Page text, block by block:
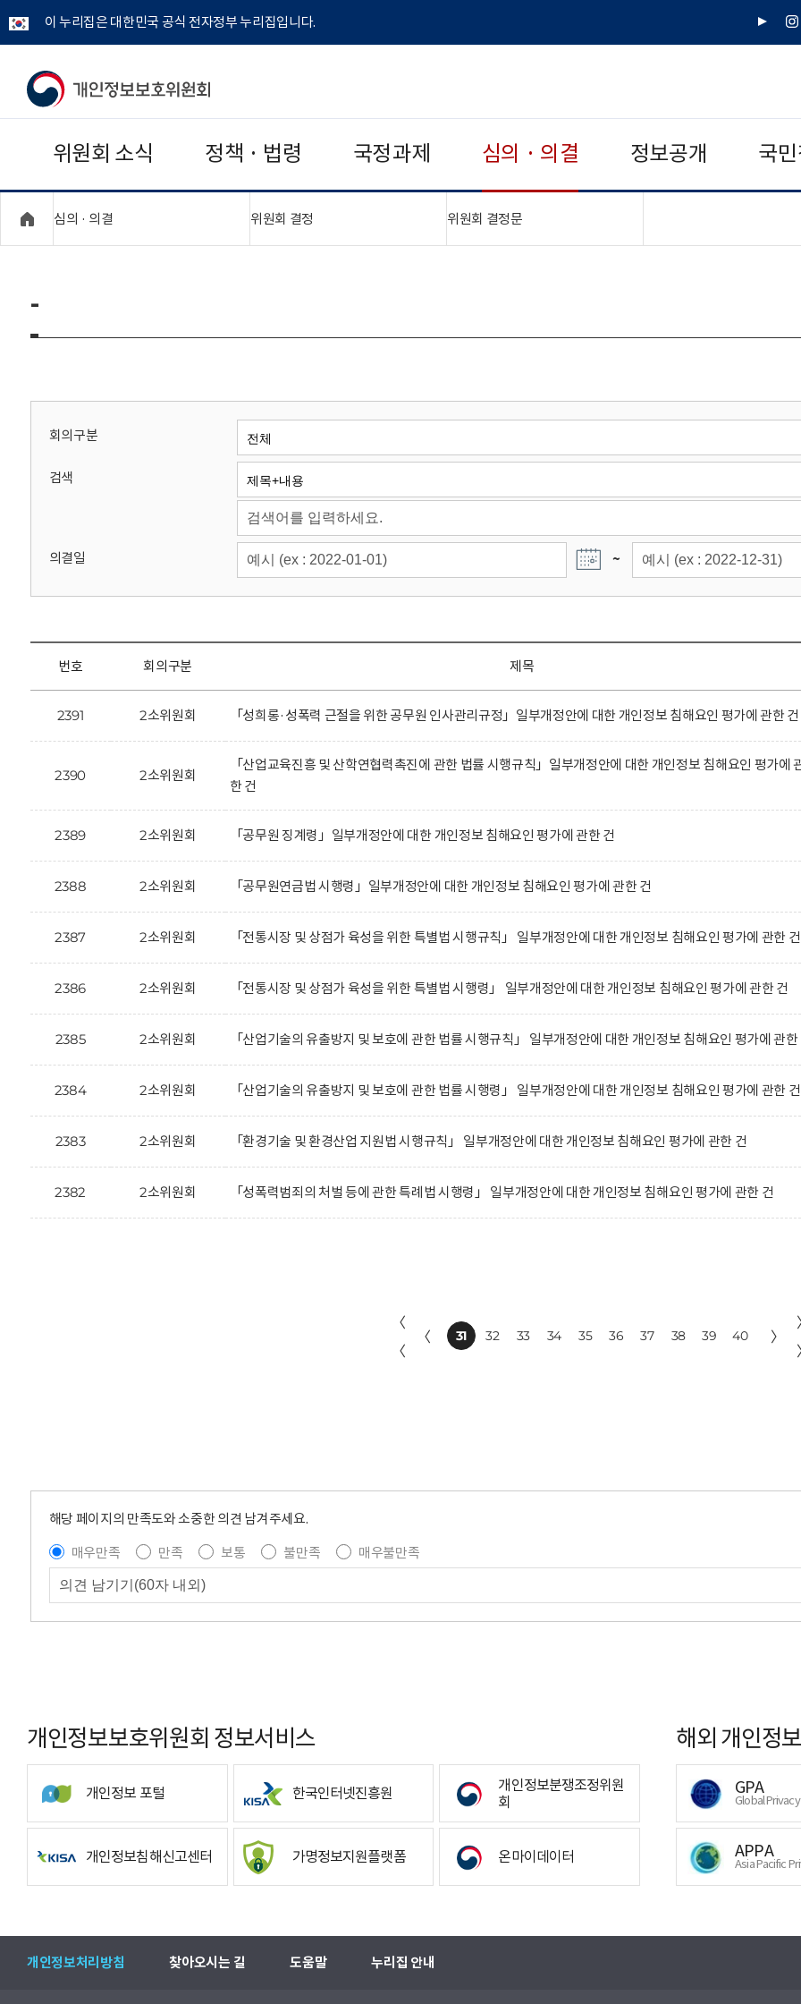
이 누리집은 대한민국 공식 전자정부 누리집입니다.
유
인
개
보
보
위
회
위원회 소식 정책 · 법령 국정과제 심의 · 의결 정보공개 국
심의 · 의결 위원회 결정 위원회 결정문"접기,펼치기"
-
회의구분
검색
의결일 ~
번호 회의구분 제목
2391 2소위원회 「성희롱·성폭력 근절을 위한 공무원 인사관리규정」일부개정안에 대한 개인정보 침해요인 평가에 관한 건
2390 2소위원회
「산업교육진흥 및 산학연협력촉진에 관한 법률 시행규칙」일부개정안에 대한 개인정보 침해요인 평가에
한 건
2389 2소위원회 「공무원 징계령」일부개정안에 대한 개인정보 침해요인 평가에 관한 건
2388 2소위원회 「공무원연금법 시행령」일부개정안에 대한 개인정보 침해요인 평가에 관한 건
2387 2소위원회 「전통시장 및 상점가 육성을 위한 특별법 시행규칙」 일부개정안에 대한 개인정보 침해요인 평가에 관한 건
2386 2소위원회 「전통시장 및 상점가 육성을 위한 특별법 시행령」 일부개정안에 대한 개인정보 침해요인 평가에 관한 건
2385 2소위원회 「산업기술의 유출방지 및 보호에 관한 법률 시행규칙」 일부개정안에 대한 개인정보 침해요인 평가에 관한
2384 2소위원회 「산업기술의 유출방지 및 보호에 관한 법률 시행령」 일부개정안에 대한 개인정보 침해요인 평가에 관한 건
2383 2소위원회 「환경기술 및 환경산업 지원법 시행규칙」 일부개정안에 대한 개인정보 침해요인 평가에 관한 건
2382 2소위원회 「성폭력범죄의 처벌 등에 관한 특례법 시행령」 일부개정안에 대한 개인정보 침해요인 평가에 관한 건
〈
〈
〈 31 32 33 34 35 36 37 38 39 40 〉
해당 페이지의 만족도와 소중한 의견 남겨주세요.
매우만족
만족 보통 불만족
매우불만족
개인정보보호위원회 정보서비스
개인정보 포털 한국인터넷진흥원
개인정보분쟁조정위원
회
개인정보침해신고센터 가명정보지원플랫폼 온마이데이터
해외 개인정
GPA
Global
APPA
Asia Pacific
개인정보처리방침 찾아오시는 길 도움말 누리집 안내